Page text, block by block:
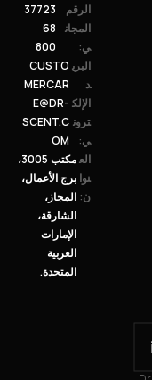
الرقم
المجان
ي:
37723
68
800
البري
د
الإلك
ترون
ي:
CUSTO
MERCAR
E@DR-
SCENT.C
OM
الع
نوا
ن:
مكتب 3005،
برج الأعمال،
المجاز،
الشارقة،
الإمارات
العربية
المتحدة.